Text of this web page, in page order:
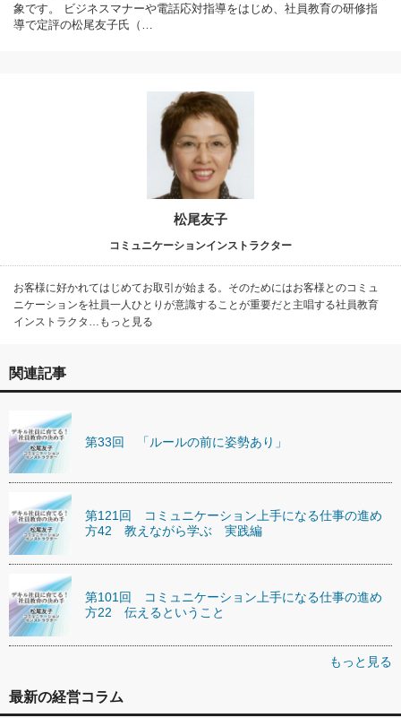
象です。 ビジネスマナーや電話応対指導をはじめ、社員教育の研修指
導で定評の松尾友子氏（…
松尾友子
コミュニケーションインストラクター
お客様に好かれてはじめてお取引が始まる。そのためにはお客様とのコミュ
ニケーションを社員一人ひとりが意識することが重要だと主唱する社員教育
インストラクタ…もっと見る
関連記事
第33回 「ルールの前に姿勢あり」
第121回 コミュニケーション上手になる仕事の進め
方42 教えながら学ぶ 実践編
第101回 コミュニケーション上手になる仕事の進め
方22 伝えるということ
もっと見る
最新の経営コラム